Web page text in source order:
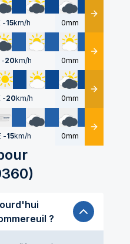
-15km/h 0mm Détails
-20km/h 0mm Détails
-20km/h 0mm Détails
-15km/h 0mm Détails
)
à Pommereuil ?